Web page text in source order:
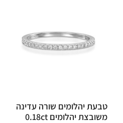
טבעת יהלומים שורה עדינה
משובצת יהלומים 0.18ct